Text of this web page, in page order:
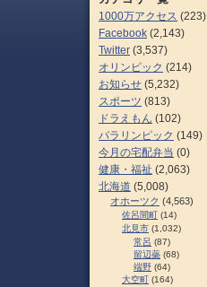
1000万アクセス (223)
Facebook (2,143)
Twitter (3,537)
オリンピック (214)
お知らせ (5,232)
スポーツ (813)
ドラえもん (102)
パラリンピック (149)
今月の宅配弁当 (0)
健康・福祉 (2,063)
北海道 (5,008)
オホーツク (4,563)
佐呂間町 (14)
北見市 (1,032)
常呂 (87)
留辺蘂 (68)
端野 (64)
大空町 (164)